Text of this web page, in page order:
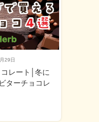
29日
レート│冬に
ターチョコレ